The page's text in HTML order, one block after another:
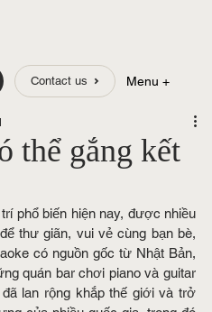
Contact us Menu +
thể gắng kết
phổ biến hiện nay, được nhiều
thư giãn, vui vẻ cùng bạn bè,
có nguồn gốc từ Nhật Bản,
quán bar chơi piano và guitar
lan rộng khắp thế giới và trở